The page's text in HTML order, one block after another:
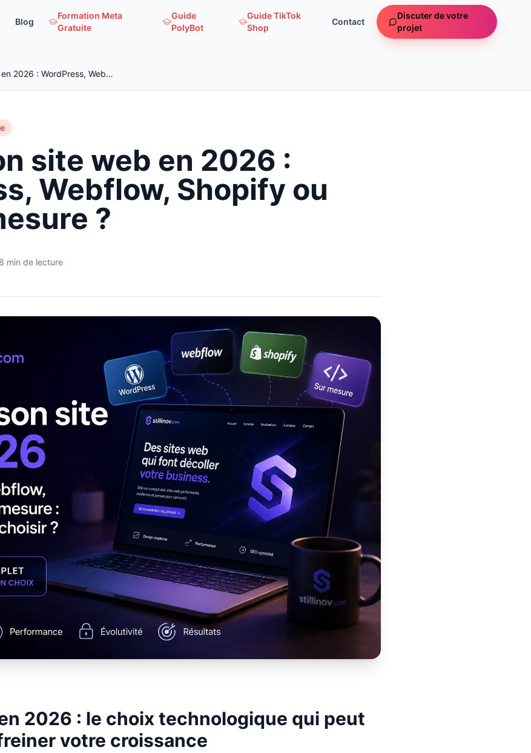
Blog
Formation Meta
Gratuite
Guide
PolyBot
Guide TikTok
Shop
Contact
Discuter de votre
projet
Lancer son site web en 2026 : WordPress, Webflow, Shopify ou site sur mesure ?
site web en 2026 :
Webflow, Shopify ou
?
8 min de lecture
2026 : le choix technologique qui peut
votre croissance